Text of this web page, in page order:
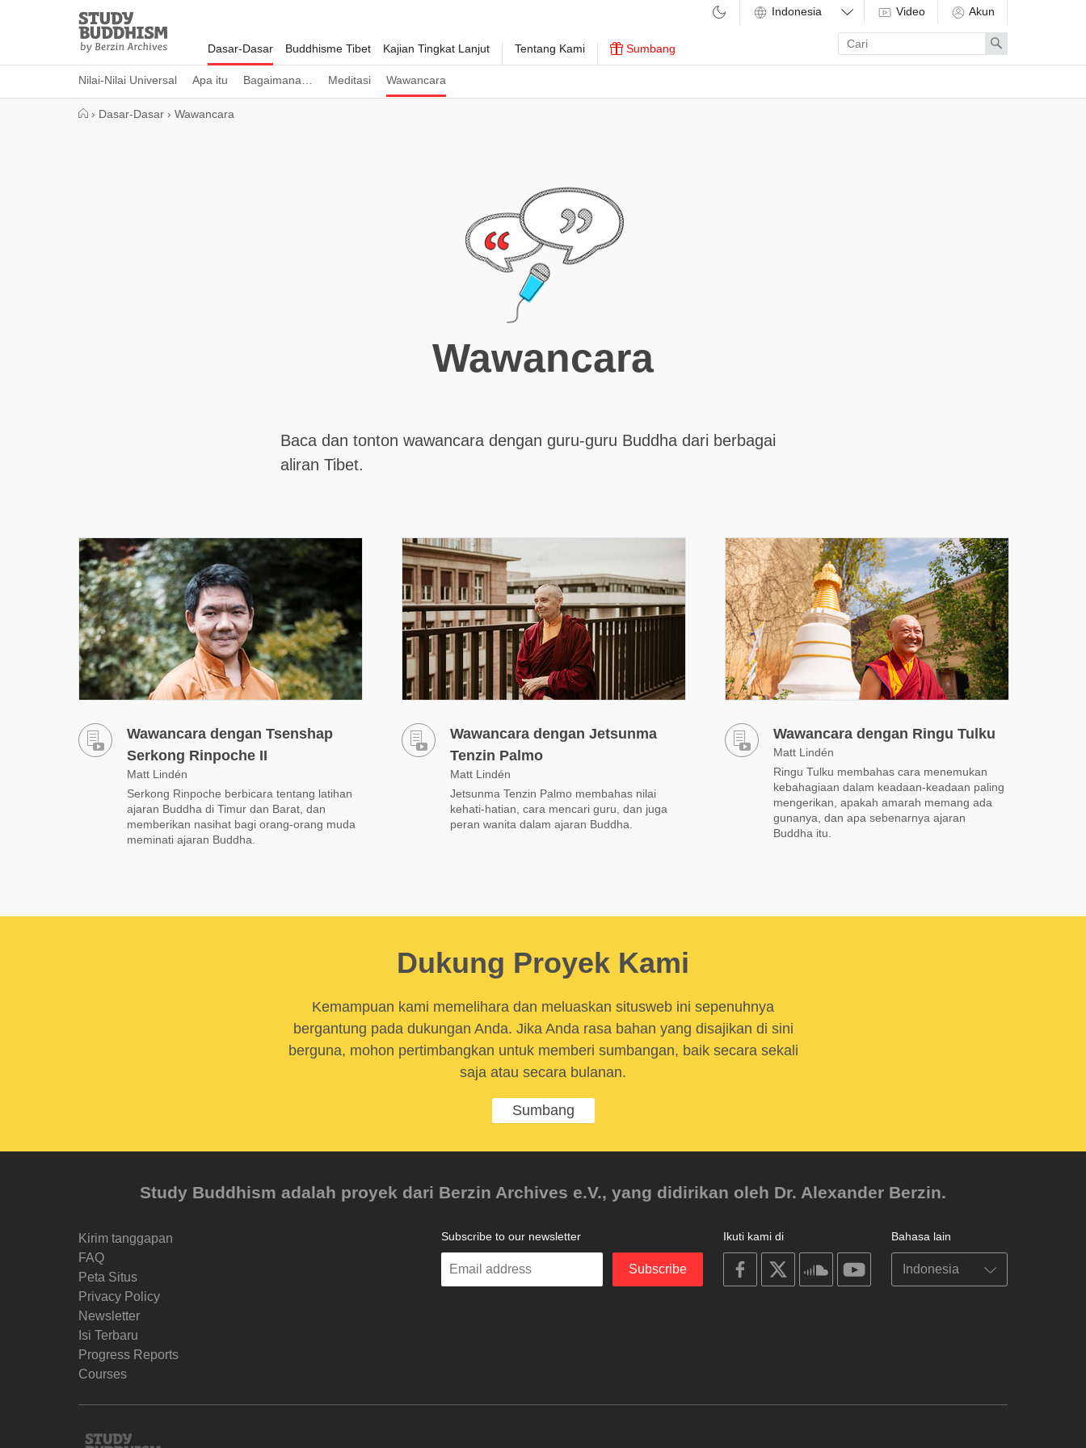
Study
Buddhism
Home
Dasar-Dasar
Nilai-Nilai Universal Apa itu Bagaimana… Meditasi Wawancara
Buddhisme Tibet Kajian Tingkat Lanjut Tentang Kami Sumbang
Video Akun
Enter
search
term
Search
› Dasar-Dasar › Wawancara
Wawancara
Baca dan tonton wawancara dengan guru-guru Buddha dari berbagai
aliran Tibet.
Wawancara dengan Tsenshap
Serkong Rinpoche II
Matt Lindén
Serkong Rinpoche berbicara tentang latihan
ajaran Buddha di Timur dan Barat, dan
memberikan nasihat bagi orang-orang muda
meminati ajaran Buddha.
Wawancara dengan Jetsunma
Tenzin Palmo
Matt Lindén
Jetsunma Tenzin Palmo membahas nilai
kehati-hatian, cara mencari guru, dan juga
peran wanita dalam ajaran Buddha.
Wawancara dengan Ringu Tulku
Matt Lindén
Ringu Tulku membahas cara menemukan
kebahagiaan dalam keadaan-keadaan paling
mengerikan, apakah amarah memang ada
gunanya, dan apa sebenarnya ajaran
Buddha itu.
Dukung Proyek Kami
Kemampuan kami memelihara dan meluaskan situsweb ini sepenuhnya
bergantung pada dukungan Anda. Jika Anda rasa bahan yang disajikan di sini
berguna, mohon pertimbangkan untuk memberi sumbangan, baik secara sekali
saja atau secara bulanan.
Sumbang
Study Buddhism adalah proyek dari Berzin Archives e.V., yang didirikan oleh Dr. Alexander Berzin.
Kirim tanggapan
FAQ
Peta Situs
Privacy Policy
Newsletter
Isi Terbaru
Progress Reports
Courses
Bahasa lain
Ikuti kami di
on
facebook
on
on
soundcloudyoutube
Subscribe to our newsletter
Enter
Subscribe
Study